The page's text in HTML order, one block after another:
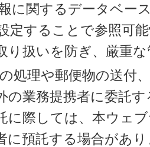
に関するデータベー
定することで参照可
り扱いを防ぎ、厳重
処理や郵便物の送付
の業務提携者に委託
に際しては、本ウェ
に預託する場合があ